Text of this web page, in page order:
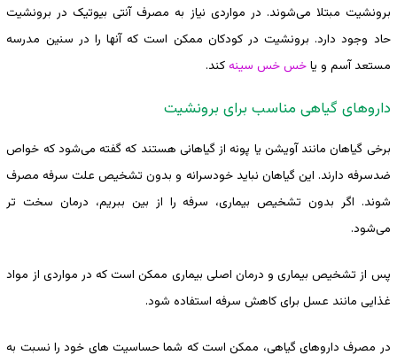
برونشیت مبتلا می‌شوند. در مواردی نیاز به مصرف آنتی بیوتیک در برونشیت
حاد وجود دارد. برونشیت در کودکان ممکن است که آنها را در سنین مدرسه
مستعد آسم و یاخس خس سینهکند.
داروهای گیاهی مناسب برای برونشیت
برخی گیاهان مانند آویشن یا پونه از گیاهانی هستند که گفته می‌شود که خواص
ضدسرفه دارند. این گیاهان نباید خودسرانه و بدون تشخیص علت سرفه مصرف
شوند. اگر بدون تشخیص بیماری، سرفه را از بین ببریم، درمان سخت تر
می‌شود.
پس از تشخیص بیماری و درمان اصلی بیماری ممکن است که در مواردی از مواد
غذایی مانند عسل برای کاهش سرفه استفاده شود.
در مصرف داروهای گیاهی، ممکن است که شما حساسیت های خود را نسبت به